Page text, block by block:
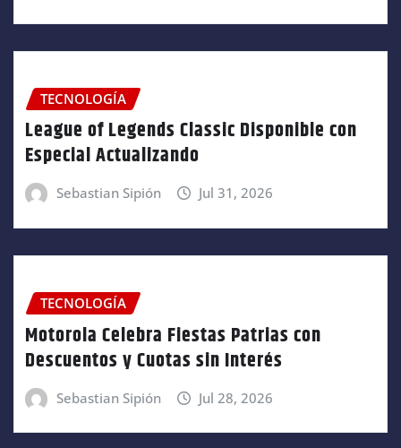
TECNOLOGÍA
League of Legends Classic Disponible con
Especial Actualizando
Sebastian Sipión Jul 31, 2026
TECNOLOGÍA
Motorola Celebra Fiestas Patrias con
Descuentos y Cuotas sin Interés
Sebastian Sipión Jul 28, 2026